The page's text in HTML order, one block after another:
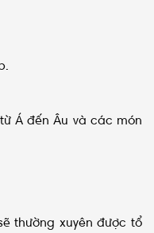
Á đến Âu và các món
thường xuyên được tổ
nghệ thuật, biểu diễn